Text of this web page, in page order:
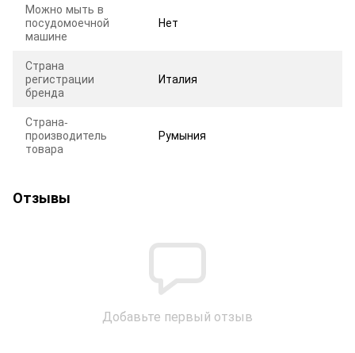
Можно мыть в
посудомоечной
машине
Нет
Страна
регистрации
бренда
Италия
Страна-
производитель
товара
Румыния
Отзывы
Добавьте первый отзыв